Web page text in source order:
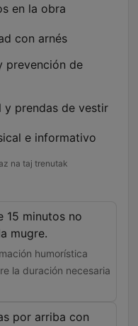
en la obra
con arnés
prevención de
y prendas de vestir
e informativo
na taj trenutak
15 minutos no
mugre.
humorística
la duración necesaria
por arriba con